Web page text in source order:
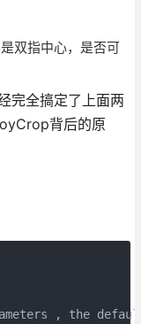
双指中心，是否可
完全搞定了上面两
背后的原
, the